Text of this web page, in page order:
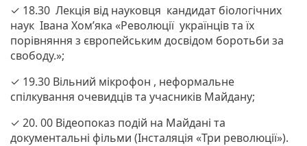
✓ 18.30 Лекція від науковця кандидат біологічних
наук Івана Хом’яка «Революції українців та їх
порівняння з європейським досвідом боротьби за
свободу.»;
✓ 19.30 Вільний мікрофон , неформальне
спілкування очевидців та учасників Майдану;
✓ 20. 00 Відеопоказ подій на Майдані та
документальні фільми (Інсталяція «Три революції»).